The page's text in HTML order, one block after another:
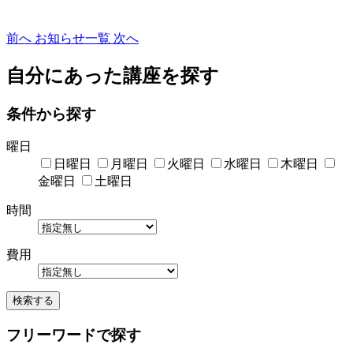
前へ お知らせ一覧 次へ
自分にあった講座を探す
条件から探す
曜日
日曜日
月曜日 火曜日 水曜日
木曜日
金曜日
土曜日
時間
費用
検索する
フリーワードで探す